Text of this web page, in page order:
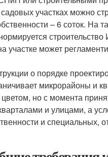
участках можно
– 6 соток. На
участке может
о порядке
микрорайоны и
но с момента
и улицами, а
и специальных,